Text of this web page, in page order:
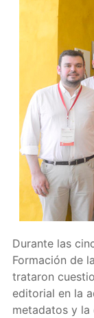
Durante las
Formación de
trataron
editorial en la
metadatos y la